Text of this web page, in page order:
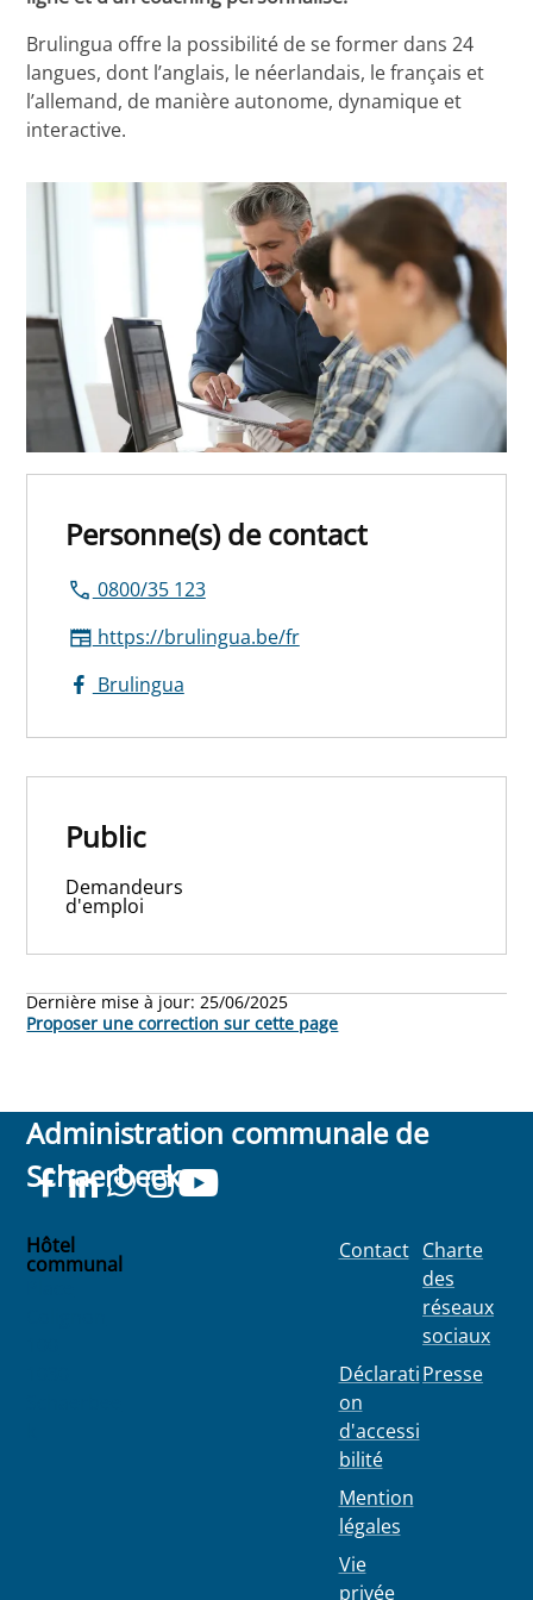
Brulingua offre la possibilité de se former dans 24
langues, dont l’anglais, le néerlandais, le français et
l’allemand, de manière autonome, dynamique et
interactive.
Personne(s) de contact
0800/35 123
https://brulingua.be/fr
Brulingua
Public
Demandeurs
d'emploi
Dernière mise à jour:25/06/2025
Proposer une correction sur cette page
Administration communale de
Schaerbeek
Hôtel
communal
Contact
Déclarati
on
d'accessi
bilité
Mention
légales
Vie
privée
Charte
des
réseaux
sociaux
Presse